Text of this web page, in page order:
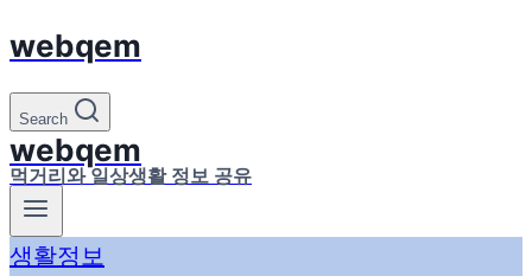
Skip
to
content
webqem
Search
webqem
먹거리와 일상생활 정보 공유
생활정보